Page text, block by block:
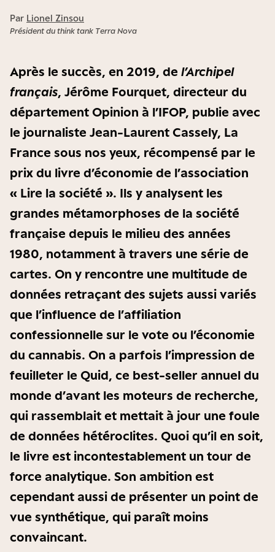
Par Lionel Zinsou
Président du think tank Terra Nova
Après le succès, en 2019, de l’Archipel
français, Jérôme Fourquet, directeur du
département Opinion à l’IFOP, publie avec
le journaliste Jean-Laurent Cassely, La
France sous nos yeux, récompensé par le
prix du livre d’économie de l’association
« Lire la société ». Ils y analysent les
grandes métamorphoses de la société
française depuis le milieu des années
1980, notamment à travers une série de
cartes. On y rencontre une multitude de
données retraçant des sujets aussi variés
que l’influence de l’affiliation
confessionnelle sur le vote ou l’économie
du cannabis. On a parfois l’impression de
feuilleter le Quid, ce best-seller annuel du
monde d’avant les moteurs de recherche,
qui rassemblait et mettait à jour une foule
de données hétéroclites. Quoi qu’il en soit,
le livre est incontestablement un tour de
force analytique. Son ambition est
cependant aussi de présenter un point de
vue synthétique, qui paraît moins
convaincant.